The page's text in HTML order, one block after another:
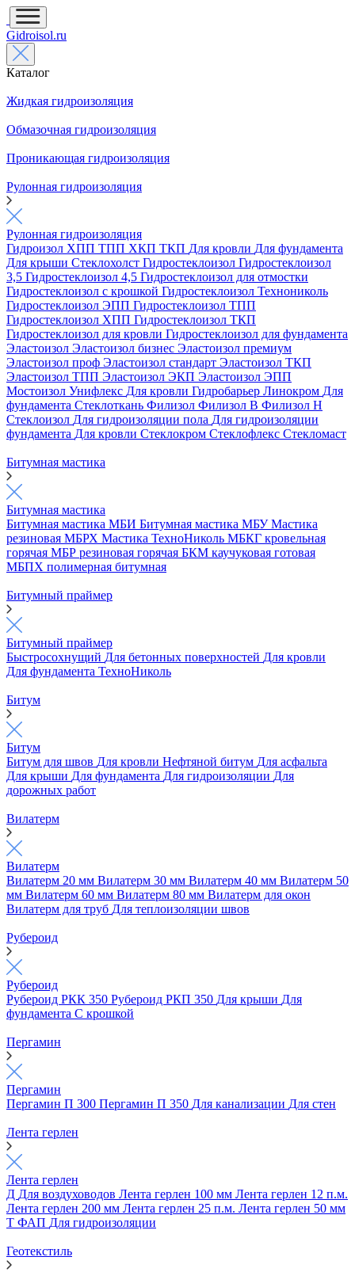
Gidroisol.ru
Каталог
Жидкая гидроизоляция
Обмазочная гидроизоляция
Проникающая гидроизоляция
Рулонная гидроизоляция
Рулонная гидроизоляция
Гидроизол ХПП ТПП ХКП ТКП Для кровли Для фундамента
Для крыши Стеклохолст Гидростеклоизол Гидростеклоизол
3,5 Гидростеклоизол 4,5 Гидростеклоизол для отмостки
Гидростеклоизол с крошкой Гидростеклоизол Технониколь
Гидростеклоизол ЭПП Гидростеклоизол ТПП
Гидростеклоизол ХПП Гидростеклоизол ТКП
Гидростеклоизол для кровли Гидростеклоизол для фундамента
Эластоизол Эластоизол бизнес Эластоизол премиум
Эластоизол проф Эластоизол стандарт Эластоизол ТКП
Эластоизол ТПП Эластоизол ЭКП Эластоизол ЭПП
Мостоизол Унифлекс Для кровли Гидробарьер Линокром Для
фундамента Стеклоткань Филизол Филизол В Филизол Н
Стеклоизол Для гидроизоляции пола Для гидроизоляции
фундамента Для кровли Стеклокром Стеклофлекс Стекломаст
Битумная мастика
Битумная мастика
Битумная мастика МБИ Битумная мастика МБУМастика
резиновая МБРХ Мастика ТехноНиколь МБКГ кровельная
горячая МБР резиновая горячая БКМ каучуковая готовая
МБПХ полимерная битумная
Битумный праймер
Битумный праймер
Быстросохнущий Для бетонных поверхностей Для кровли
Для фундамента ТехноНиколь
Битум
Битум
Битум для швов Для кровли Нефтяной битум Для асфальта
Для крыши Для фундамента Для гидроизоляции Для
дорожных работ
Вилатерм
Вилатерм
Вилатерм 20 мм Вилатерм 30 мм Вилатерм 40 мм Вилатерм 50
мм Вилатерм 60 мм Вилатерм 80 мм Вилатерм для окон
Вилатерм для труб Для теплоизоляции швов
Рубероид
Рубероид
Рубероид РКК 350 Рубероид РКП 350 Для крыши Для
фундамента С крошкой
Пергамин
Пергамин
Пергамин П 300 Пергамин П 350 Для канализации Для стен
Лента герлен
Лента герлен
Д Для воздуховодов Лента герлен 100 мм Лента герлен 12 п.м.
Лента герлен 200 мм Лента герлен 25 п.м. Лента герлен 50 мм
Т ФАП Для гидроизоляции
Геотекстиль